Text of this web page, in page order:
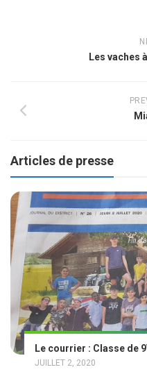
Les vaches
Articles de presse
Le courrier : Classe de
JUILLET 2, 2020